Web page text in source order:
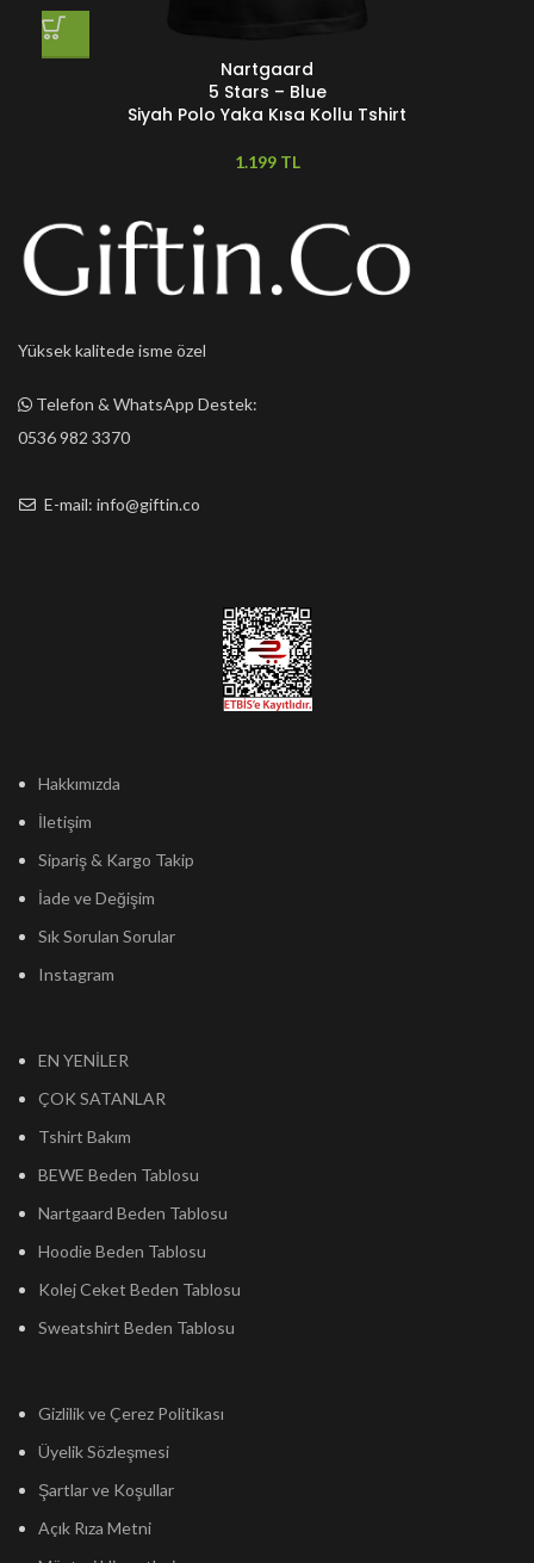
Nartgaard
5 Stars – Blue
Siyah Polo Yaka Kısa Kollu Tshirt
TL
Yüksek kalitede isme özel
Telefon & WhatsApp Destek:
0536 982 3370
E-mail: info@giftin.co
Hakkımızda
İletişim
Sipariş & Kargo Takip
İade ve Değişim
Sık Sorulan Sorular
Instagram
EN YENİLER
ÇOK SATANLAR
Tshirt Bakım
BEWE Beden Tablosu
Nartgaard Beden Tablosu
Hoodie Beden Tablosu
Kolej Ceket Beden Tablosu
Sweatshirt Beden Tablosu
Gizlilik ve Çerez Politikası
Üyelik Sözleşmesi
Şartlar ve Koşullar
Açık Rıza Metni